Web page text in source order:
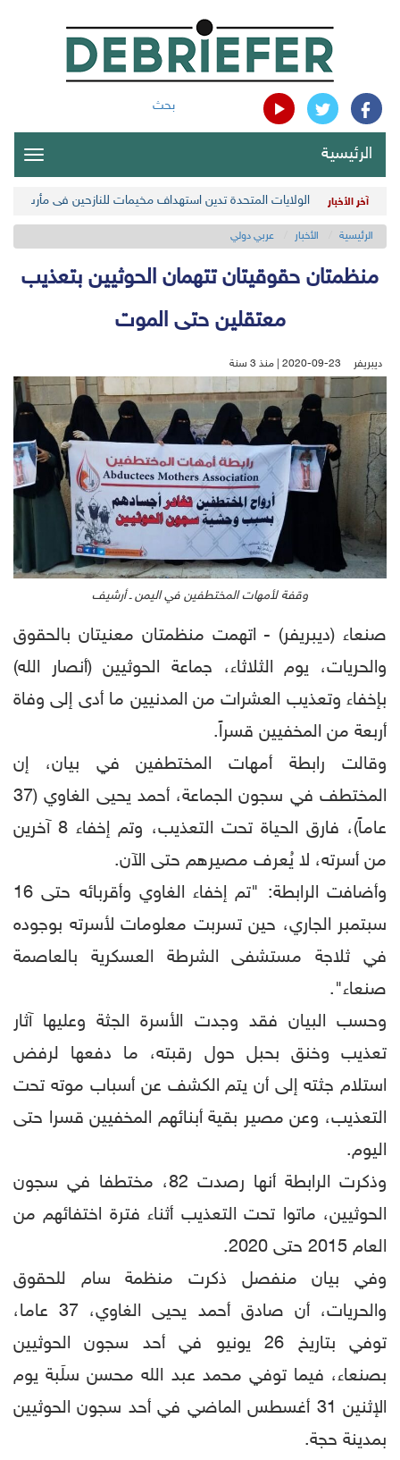
بحث
الرئيسية
آخر الأخبار الولايات المتحدة تدين استهداف مخيمات للنازحين في مأرب
الرئيسية الأخبار عربي دولي
منظمتان حقوقيتان تتهمان الحوثيين بتعذيب
معتقلين حتى الموت
ديبريفر 2020-09-23 | منذ 3 سنة
وقفة لأمهات المختطفين في اليمن ـ أرشيف
صنعاء (ديبريفر) - اتهمت منظمتان معنيتان بالحقوق
والحريات، يوم الثلاثاء، جماعة الحوثيين (أنصار الله)
بإخفاء وتعذيب العشرات من المدنيين ما أدى إلى وفاة
أربعة من المخفيين قسراً.
وقالت رابطة أمهات المختطفين في بيان، إن
المختطف في سجون الجماعة، أحمد يحيى الغاوي (37
عاماً)، فارق الحياة تحت التعذيب، وتم إخفاء 8 آخرين
من أسرته، لا يُعرف مصيرهم حتى الآن.
وأضافت الرابطة: "تم إخفاء الغاوي وأقربائه حتى 16
سبتمبر الجاري، حين تسربت معلومات لأسرته بوجوده
في ثلاجة مستشفى الشرطة العسكرية بالعاصمة
صنعاء".
وحسب البيان فقد وجدت الأسرة الجثة وعليها آثار
تعذيب وخنق بحبل حول رقبته، ما دفعها لرفض
استلام جثته إلى أن يتم الكشف عن أسباب موته تحت
التعذيب، وعن مصير بقية أبنائهم المخفيين قسرا حتى
اليوم.
وذكرت الرابطة أنها رصدت 82، مختطفا في سجون
الحوثيين، ماتوا تحت التعذيب أثناء فترة اختفائهم من
العام 2015 حتى 2020.
وفي بيان منفصل ذكرت منظمة سام للحقوق
والحريات، أن صادق أحمد يحيى الغاوي، 37 عاما،
توفي بتاريخ 26 يونيو في أحد سجون الحوثيين
بصنعاء، فيما توفي محمد عبد الله محسن سلَبة يوم
الإثنين 31 أغسطس الماضي في أحد سجون الحوثيين
بمدينة حجة.